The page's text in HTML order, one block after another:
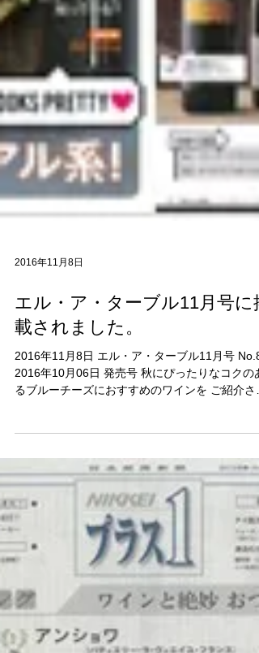
2016年11月8日
エル・ア・ターブル11月号に
載されました。
2016年11月8日 エル・ア・ターブル11月号
2016年10月06日 発売号 秋にぴったりなコクのあ
るブルーチーズにおすすめのワインを ご紹介さ
ていただきました。